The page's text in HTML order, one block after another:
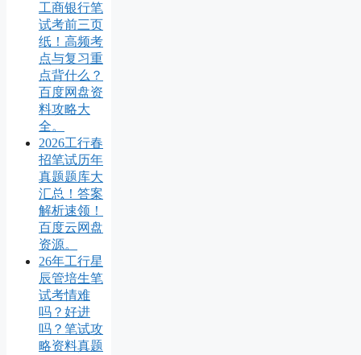
工商银行笔
试考前三页
纸！高频考
点与复习重
点背什么？
百度网盘资
料攻略大
全。
2026工行春
招笔试历年
真题题库大
汇总！答案
解析速领！
百度云网盘
资源。
26年工行星
辰管培生笔
试考情难
吗？好进
吗？笔试攻
略资料真题